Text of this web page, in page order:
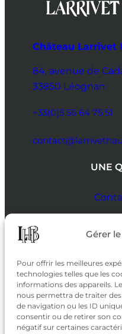
Gérer
Pour offrir les meilleures
technologies telles que les
informations des appareils.
nous permettra de traiter
de navigation ou les ID
consentir ou de retirer son
négatif sur certaines
Château Larrivet
84, avenue de
33850 Léognan
+33(0)5 56 64 75 51
UNE
SUIVEZ-NOUS
SUR LES RÉSEAUX